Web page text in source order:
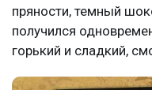
пряности, темный
получился
горький и сладкий,